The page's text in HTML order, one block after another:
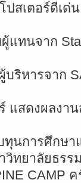
สเตอร์ดีเด่
ทนจาก
ริหารจาก
สดงผลงา
นการศึกษ
ทยาลัยธรร
CAMP ค